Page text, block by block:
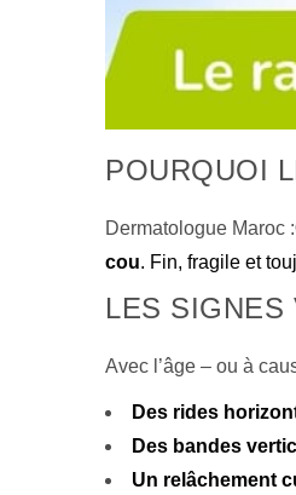
POURQUOI
Dermatologue Maroc :
cou. Fin, fragile et
LES SIGNES
Avec l’âge – ou à
Des rides
Des bandes
Un relâchement